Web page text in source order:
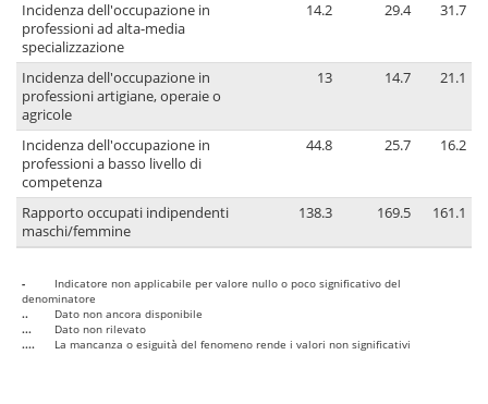
Incidenza dell'occupazione in
professioni ad alta-media
specializzazione
14.2 29.4 31.7
Incidenza dell'occupazione in
professioni artigiane, operaie o
agricole
13 14.7 21.1
Incidenza dell'occupazione in
professioni a basso livello di
competenza
44.8 25.7 16.2
Rapporto occupati indipendenti
maschi/femmine
138.3 169.5 161.1
-
Indicatore non applicabile per valore nullo o poco significativo del
denominatore
..
Dato non ancora disponibile
...
Dato non rilevato
....
La mancanza o esiguità del fenomeno rende i valori non significativi